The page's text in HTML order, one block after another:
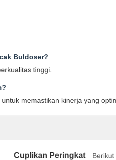
Buldoser?
tinggi.
memastikan kinerja yang
Cuplikan Peringkat